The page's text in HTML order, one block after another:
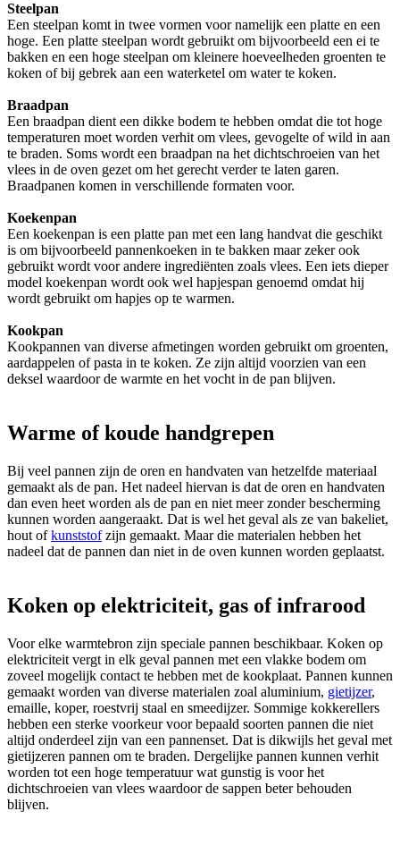
Steelpan
Een steelpan komt in twee vormen voor namelijk een platte en een
hoge. Een platte steelpan wordt gebruikt om bijvoorbeeld een ei te
bakken en een hoge steelpan om kleinere hoeveelheden groenten te
koken of bij gebrek aan een waterketel om water te koken.
Braadpan
Een braadpan dient een dikke bodem te hebben omdat die tot hoge
temperaturen moet worden verhit om vlees, gevogelte of wild in aan
te braden. Soms wordt een braadpan na het dichtschroeien van het
vlees in de oven gezet om het gerecht verder te laten garen.
Braadpanen komen in verschillende formaten voor.
Koekenpan
Een koekenpan is een platte pan met een lang handvat die geschikt
is om bijvoorbeeld pannenkoeken in te bakken maar zeker ook
gebruikt wordt voor andere ingrediënten zoals vlees. Een iets dieper
model koekenpan wordt ook wel hapjespan genoemd omdat hij
wordt gebruikt om hapjes op te warmen.
Kookpan
Kookpannen van diverse afmetingen worden gebruikt om groenten,
aardappelen of pasta in te koken. Ze zijn altijd voorzien van een
deksel waardoor de warmte en het vocht in de pan blijven.
Warme of koude handgrepen
Bij veel pannen zijn de oren en handvaten van hetzelfde materiaal
gemaakt als de pan. Het nadeel hiervan is dat de oren en handvaten
dan even heet worden als de pan en niet meer zonder bescherming
kunnen worden aangeraakt. Dat is wel het geval als ze van bakeliet,
hout ofkunststofzijn gemaakt. Maar die materialen hebben het
nadeel dat de pannen dan niet in de oven kunnen worden geplaatst.
Koken op elektriciteit, gas of infrarood
Voor elke warmtebron zijn speciale pannen beschikbaar. Koken op
elektriciteit vergt in elk geval pannen met een vlakke bodem om
zoveel mogelijk contact te hebben met de kookplaat. Pannen kunnen
gemaakt worden van diverse materialen zoal aluminium, gietijzer,
emaille, koper, roestvrij staal en smeedijzer. Sommige kokkerellers
hebben een sterke voorkeur voor bepaald soorten pannen die niet
altijd onderdeel zijn van een pannenset. Dat is dikwijls het geval met
gietijzeren pannen om te braden. Dergelijke pannen kunnen verhit
worden tot een hoge temperatuur wat gunstig is voor het
dichtschroeien van vlees waardoor de sappen beter behouden
blijven.